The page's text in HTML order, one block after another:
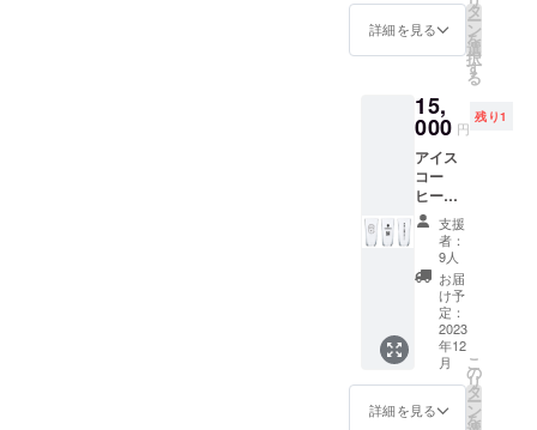
ワーク
ショッ
ご持参
いただ
はござ
いませ
ん) 有効
期限：
2024年
11月末
催行場
所：
DONGR
EE店内
(滋賀県
湖南市
1-5-7)
催行さ
せてい
でそれ
ぞれリ
ターン
をご購
入いた
だいた
場合、
同日で
の開催
も可能
です。
(但し定
員3名ま
でとな
りま
す。) 時
期：
を自由
に使え
るもの
ではな
モーニ
ング営
業時間
でのお
席の確
保とな
りま
す。) 1
回の権
利で５
名まで
招待
可。 人
数分の
モーニ
ング
セット
詳細を見る
タ
ー
ン
を
選
択
す
る
15,
000 円
残り1
アイス
コー
ヒーや
カクテ
ル用の
グラス
に、ス
ポン
サーと
して貴
方の名
前や屋
号、ロ
ゴマー
クなど
支援
者：
9人
お届
け予
定：
2023
年12
月
詳細を見る
こ
の
リ
タ
ー
ン
を